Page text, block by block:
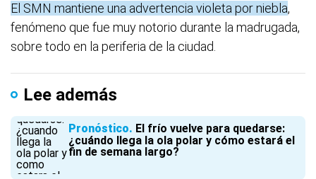
El SMN mantiene una advertencia violeta por niebla,
fenómeno que fue muy notorio durante la madrugada,
sobre todo en la periferia de la ciudad.
Lee además
Pronóstico El frío vuelve para quedarse:
¿cuándo llega la ola polar y cómo estará el
fin de semana largo?